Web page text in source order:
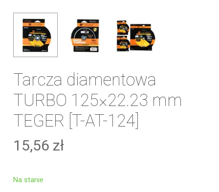
Tarcza diamentowa
TURBO 125×22.23 mm
TEGER [T-AT-124]
15,56 zł
Na stanie